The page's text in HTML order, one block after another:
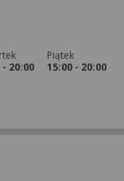
- 20:00
Piątek
15:00 - 20:00